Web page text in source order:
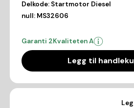
Delkode: Startmotor Diesel
null: MS32606
Garanti 2Kvaliteten A
Legg til